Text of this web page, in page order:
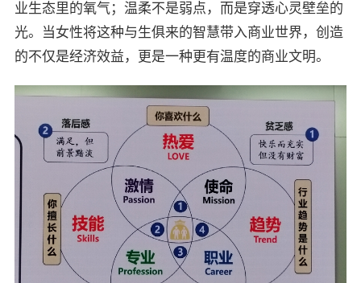
业生态里的氧气；温柔不是弱点，而是穿透心灵壁垒的
光。当女性将这种与生俱来的智慧带入商业世界，创造
的不仅是经济效益，更是一种更有温度的商业文明。